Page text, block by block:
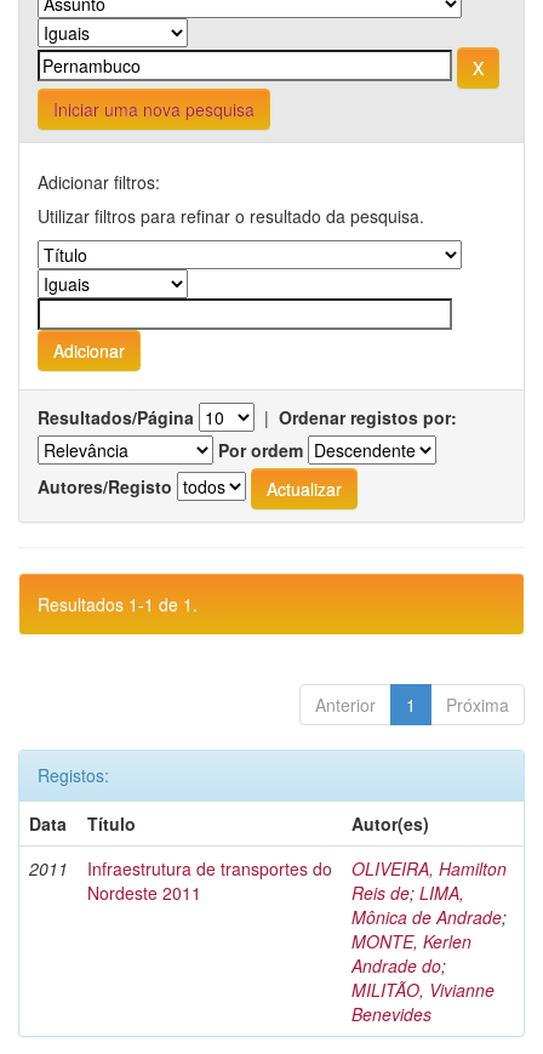
Iniciar uma nova pesquisa
Adicionar filtros:
Utilizar filtros para refinar o resultado da pesquisa.
Resultados/Página | Ordenar registos por:
Por ordem
Autores/Registo
Resultados 1-1 de 1.
Anterior 1 Próxima
Registos:
Data
Título
Autor(es)
2011
Infraestrutura de transportes do
Nordeste 2011
OLIVEIRA, Hamilton
Reis de; LIMA,
Mônica de Andrade;
MONTE, Kerlen
Andrade do;
MILITÃO, Vivianne
Benevides